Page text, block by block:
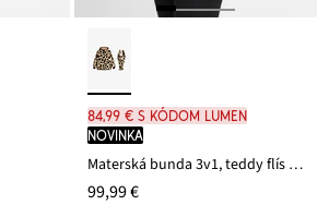
84,99 € s kódom LUMEN
novinka
Materská bunda 3v1, teddy flís (2-dielna sada
99,99 €